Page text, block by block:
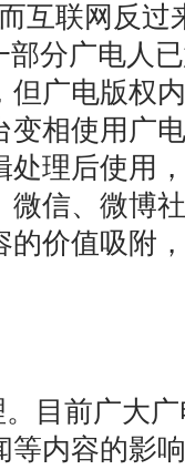
互联网反过
部分广电人
但广电版权
变相使用广
处理后使用
微信、微博
的价值吸附
前广大广
等内容的影